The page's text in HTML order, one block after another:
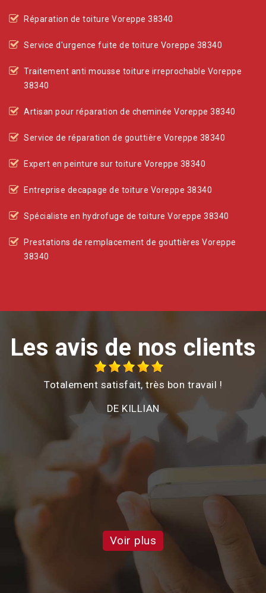
Réparation de toiture Voreppe 38340
Service d'urgence fuite de toiture Voreppe 38340
Traitement anti mousse toiture irreprochable Voreppe
38340
Artisan pour réparation de cheminée Voreppe 38340
Service de réparation de gouttière Voreppe 38340
Expert en peinture sur toiture Voreppe 38340
Entreprise decapage de toiture Voreppe 38340
Spécialiste en hydrofuge de toiture Voreppe 38340
Prestations de remplacement de gouttières Voreppe
38340
Les avis de nos clients
Totalement satisfait, très bon travail !
DE KILLIAN
Voir plus